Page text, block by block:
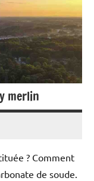
merlin
? Comment
de soude.